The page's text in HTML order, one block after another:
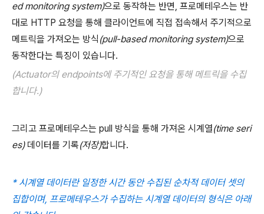
ed monitoring system)으로 동작하는 반면, 프로메테우스는 반
대로 HTTP 요청을 통해 클라이언트에 직접 접속해서 주기적으로
메트릭을 가져오는 방식 (pull-based monitoring system)으로
동작한다는 특징이 있습니다.
(Actuator의 endpoints에 주기적인 요청을 통해 메트릭을 수집
합니다.)
그리고 프로메테우스는 pull 방식을 통해 가져온 시계열(time seri
es)데이터를 기록(저장)합니다.
* 시계열 데이터란 일정한 시간 동안 수집된 순차적 데이터 셋의
집합이며, 프로메테우스가 수집하는 시계열 데이터의 형식은 아래